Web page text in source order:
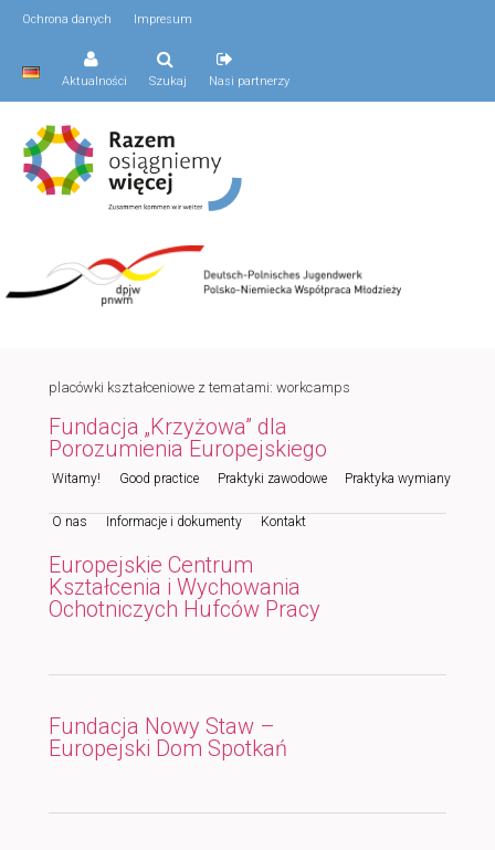
Ochrona danych Impresum
Aktualności Szukaj Nasi partnerzy
Przeskocz
do
tekstu
Przeskocz
do
widgetów
Witamy! Good practice Praktyki zawodowe Praktyka wymiany
O nas Informacje i dokumenty Kontakt
placówki kształceniowe z tematami: workcamps
Fundacja „Krzyżowa” dla
Porozumienia Europejskiego
Europejskie Centrum
Kształcenia i Wychowania
Ochotniczych Hufców Pracy
Fundacja Nowy Staw –
Europejski Dom Spotkań